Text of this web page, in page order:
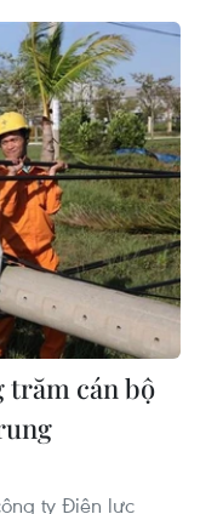
trăm cán bộ
ty Điện lực